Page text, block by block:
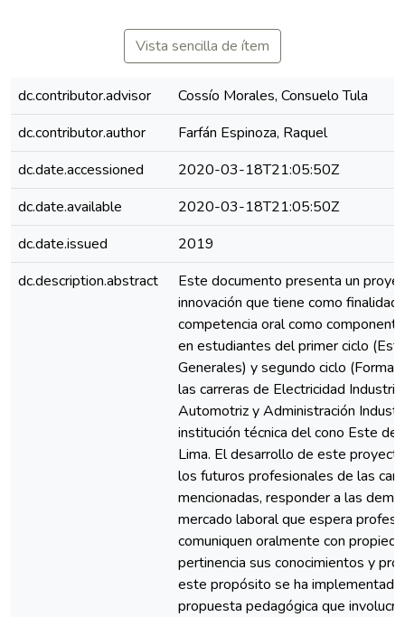
Vista sencilla de ítem
dc.contributor.advisor
Cossío Morales, Consuelo Tula
dc.contributor.author
Farfán Espinoza, Raquel
dc.date.accessioned
2020-03-18T21:05:50Z
dc.date.available
2020-03-18T21:05:50Z
dc.date.issued
2019
dc.description.abstract
Este documento presenta un
innovación que tiene como finalidad
competencia oral como
en estudiantes del primer ciclo
Generales) y segundo ciclo
las carreras de Electricidad
Automotriz y Administración
institución técnica del cono Este de
Lima. El desarrollo de este
los futuros profesionales de las
mencionadas, responder a las
mercado laboral que espera
comuniquen oralmente con
pertinencia sus conocimientos y
este propósito se ha implementado
propuesta pedagógica que